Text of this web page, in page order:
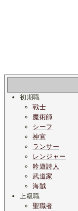
初期職
戦士
魔術師
シーフ
神官
ランサー
レンジャー
吟遊詩人
武道家
海賊
上級職
聖職者